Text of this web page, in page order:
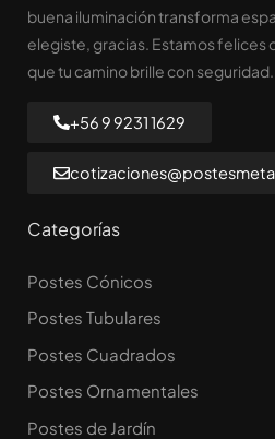
buena iluminación transforma
elegiste, gracias. Estamos felices
que tu camino brille con seguridad.
+56 9 9231 1629
Categorías
Postes Cónicos
Postes Tubulares
Postes Cuadrados
Postes Ornamentales
Postes de Jardín